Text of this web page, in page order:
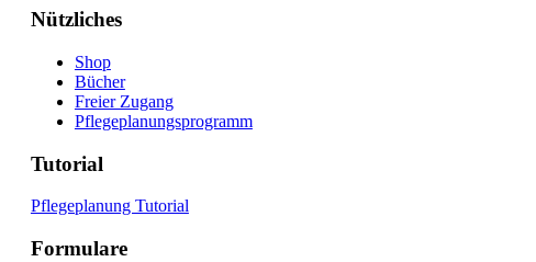
Nützliches
Shop
Bücher
Freier Zugang
Pflegeplanungsprogramm
Tutorial
Pflegeplanung Tutorial
Formulare